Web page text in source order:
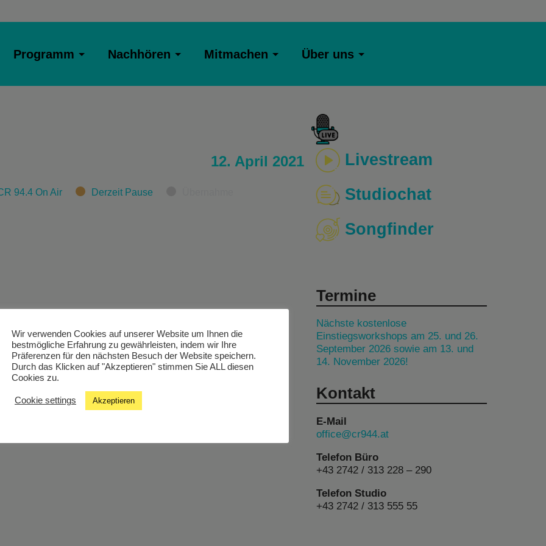
Programm Nachhören Mitmachen Über uns
12. April 2021
94.4 On Air Derzeit Pause
Livestream
Studiochat
Songfinder
Termine
Nächste kostenlose
Einstiegsworkshops am 25. und 26.
September 2026 sowie am 13. und
14. November 2026!
Kontakt
E-Mail
office@cr944.at
Telefon Büro
+43 2742 / 313 228 – 290
Telefon Studio
+43 2742 / 313 555 55
Wir verwenden Cookies auf unserer Website um Ihnen die
bestmögliche Erfahrung zu gewährleisten, indem wir Ihre
Präferenzen für den nächsten Besuch der Website speichern.
Durch das Klicken auf "Akzeptieren" stimmen Sie ALL diesen
Cookies zu.
Cookie settings Akzeptieren